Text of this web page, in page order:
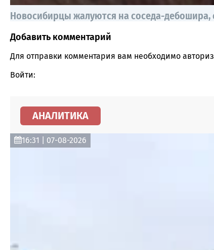
Новосибирцы жалуются на соседа-
Comment section
Добавить комментарий
Для отправки комментария вам необходимо
Войти:
АНАЛИТИКА
16:31 | 07-08-2026